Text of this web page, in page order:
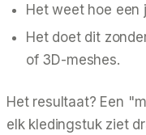
Het weet hoe een
Het doet dit
of 3D-meshes.
Het resultaat? Een
elk kledingstuk ziet